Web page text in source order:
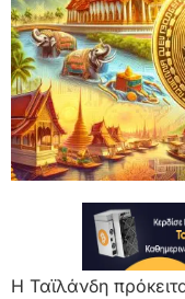
Η Ταϊλάνδη